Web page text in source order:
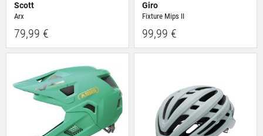
Scott
Arx
79,99 €
Giro
Fixture Mips II
99,99 €